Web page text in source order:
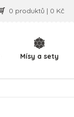
0 produktů | 0 Kč
Mísy a sety